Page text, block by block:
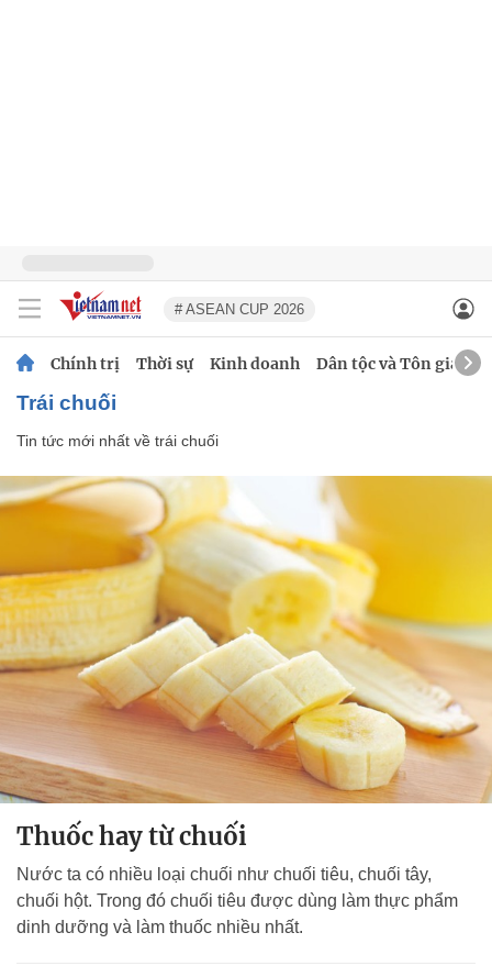
# ASEAN CUP 2026
Chính trị Thời sự Kinh doanh Dân tộc và Tôn giáo
trái chuối
Tin tức mới nhất về trái chuối
Thuốc hay từ chuối
Nước ta có nhiều loại chuối như chuối tiêu, chuối tây,
chuối hột. Trong đó chuối tiêu được dùng làm thực phẩm
dinh dưỡng và làm thuốc nhiều nhất.